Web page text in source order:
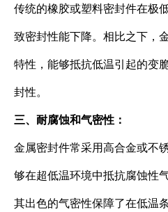
传统的橡胶或塑料密封件在极
致密封性能下降。相比之下，
特性，能够抵抗低温引起的变
封性。
三、耐腐蚀和气密性：
金属密封件常采用高合金或不
够在超低温环境中抵抗腐蚀性
其出色的气密性保障了在低温